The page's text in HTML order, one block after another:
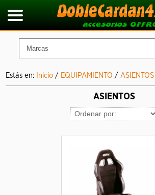
Estás en: Inicio / EQUIPAMIENTO /ASIENTOS
ASIENTOS